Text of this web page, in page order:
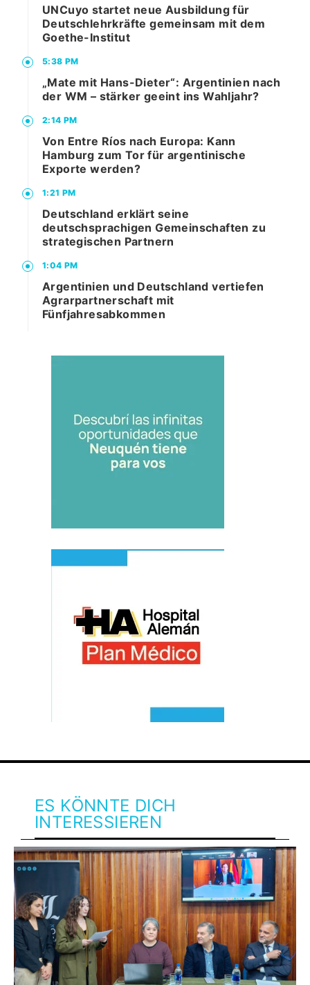
UNCuyo startet neue Ausbildung für
Deutschlehrkräfte gemeinsam mit dem
Goethe-Institut
5:38 PM
„Mate mit Hans-Dieter“: Argentinien nach
der WM – stärker geeint ins Wahljahr?
2:14 PM
Von Entre Ríos nach Europa: Kann
Hamburg zum Tor für argentinische
Exporte werden?
1:21 PM
Deutschland erklärt seine
deutschsprachigen Gemeinschaften zu
strategischen Partnern
1:04 PM
Argentinien und Deutschland vertiefen
Agrarpartnerschaft mit
Fünfjahresabkommen
ES KÖNNTE DICH
INTERESSIEREN